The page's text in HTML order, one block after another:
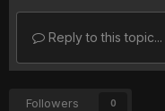
Reply to this topic...
Followers 0